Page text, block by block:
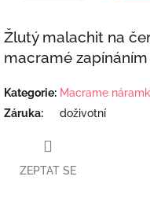
Žlutý malachit na
macramé zapínáním
Kategorie: Macrame
Záruka: doživotní
ZEPTAT SE